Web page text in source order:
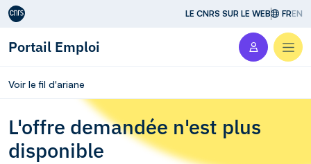
Aller au contenu LE CNRS SUR LE WEB FREN
Portail Emploi
Voir le fil d'ariane
L'offre demandée n'est plus
disponible